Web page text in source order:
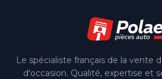
Le spécialiste français de la vente
d'occasion. Qualité, expertise et